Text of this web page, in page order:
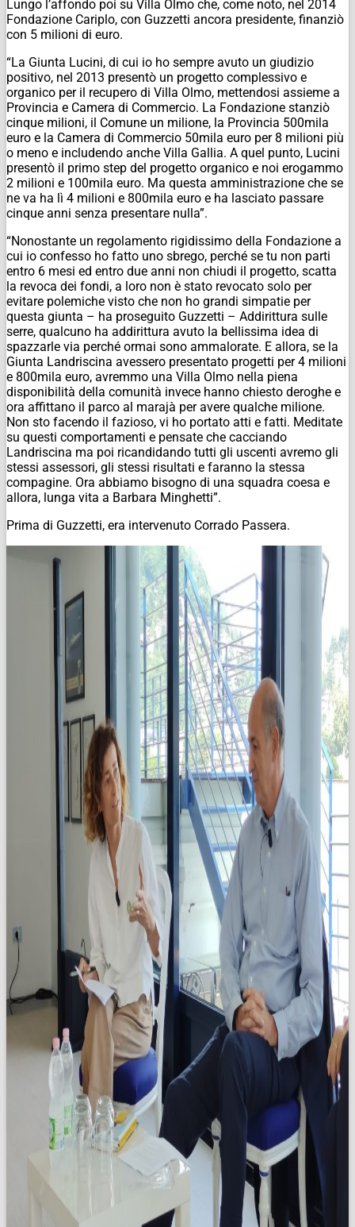
Lungo l’affondo poi su Villa Olmo che, come noto, nel 2014
Fondazione Cariplo, con Guzzetti ancora presidente, finanziò
con 5 milioni di euro.
“La Giunta Lucini, di cui io ho sempre avuto un giudizio
positivo, nel 2013 presentò un progetto complessivo e
organico per il recupero di Villa Olmo, mettendosi assieme a
Provincia e Camera di Commercio. La Fondazione stanziò
cinque milioni, il Comune un milione, la Provincia 500mila
euro e la Camera di Commercio 50mila euro per 8 milioni più
o meno e includendo anche Villa Gallia. A quel punto, Lucini
presentò il primo step del progetto organico e noi erogammo
2 milioni e 100mila euro. Ma questa amministrazione che se
ne va ha lì 4 milioni e 800mila euro e ha lasciato passare
cinque anni senza presentare nulla”.
“Nonostante un regolamento rigidissimo della Fondazione a
cui io confesso ho fatto uno sbrego, perché se tu non parti
entro 6 mesi ed entro due anni non chiudi il progetto, scatta
la revoca dei fondi, a loro non è stato revocato solo per
evitare polemiche visto che non ho grandi simpatie per
questa giunta – ha proseguito Guzzetti – Addirittura sulle
serre, qualcuno ha addirittura avuto la bellissima idea di
spazzarle via perché ormai sono ammalorate. E allora, se la
Giunta Landriscina avessero presentato progetti per 4 milioni
e 800mila euro, avremmo una Villa Olmo nella piena
disponibilità della comunità invece hanno chiesto deroghe e
ora affittano il parco al marajà per avere qualche milione.
Non sto facendo il fazioso, vi ho portato atti e fatti. Meditate
su questi comportamenti e pensate che cacciando
Landriscina ma poi ricandidando tutti gli uscenti avremo gli
stessi assessori, gli stessi risultati e faranno la stessa
compagine. Ora abbiamo bisogno di una squadra coesa e
allora, lunga vita a Barbara Minghetti”.
Prima di Guzzetti, era intervenuto Corrado Passera.